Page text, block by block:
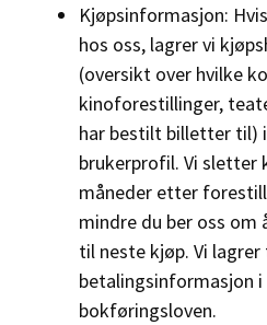
Kjøpsinformasjon:
hos oss, lagrer vi
(oversikt over hvilke
kinoforestillinger,
har bestilt billetter til)
brukerprofil. Vi
måneder etter
mindre du ber oss om
til neste kjøp. Vi
betalingsinformasjon
bokføringsloven.